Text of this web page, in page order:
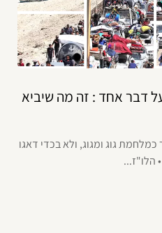
דבר אחד : זה מה שיביא
כמלחמת גוג ומגוג, ולא בכדי דאגו